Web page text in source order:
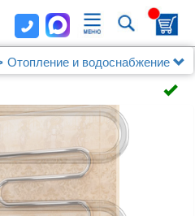
Отопление и водоснабжение
Terminus Ш-